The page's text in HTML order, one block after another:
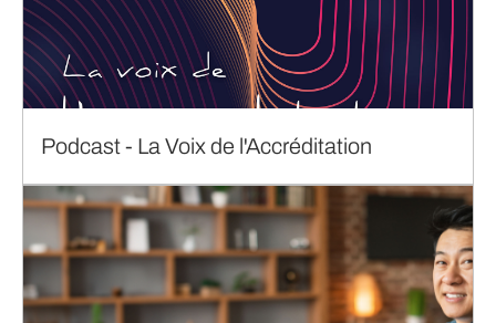
Podcast - La Voix de l'Accréditation